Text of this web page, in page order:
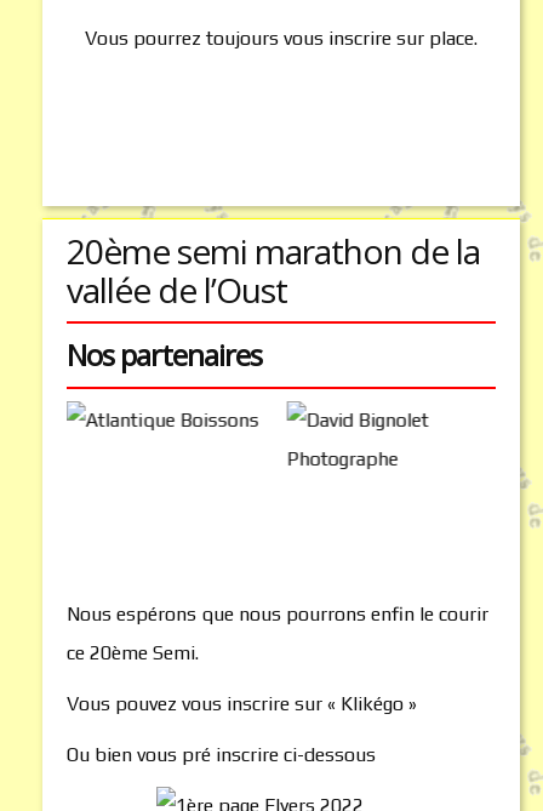
Vous pourrez toujours vous inscrire sur place.
20ème semi marathon de la
vallée de l’Oust
Nos partenaires
Nous espérons que nous pourrons enfin le courir
ce 20ème Semi.
Vous pouvez vous inscrire sur « Klikégo »
Ou bien vous pré inscrire ci-dessous